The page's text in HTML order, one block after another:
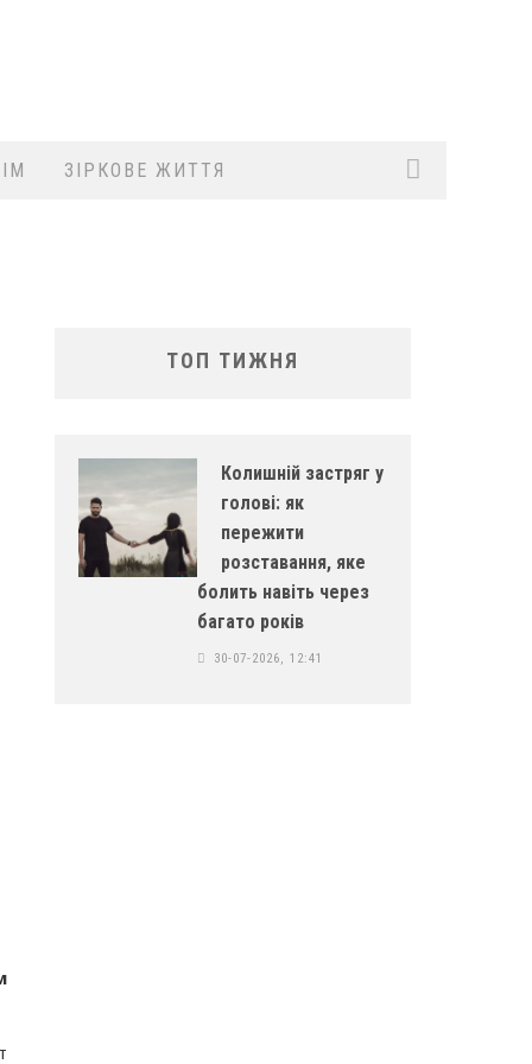
ЗІРКОВЕ ЖИТТЯ
ТОП ТИЖНЯ
Колишній застряг у
голові: як
пережити
розставання, яке
болить навіть через
багато років
30-07-2026, 12:41